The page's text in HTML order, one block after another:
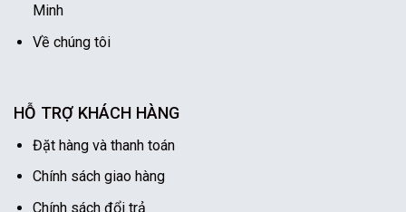
Minh
Về chúng tôi
HỖ TRỢ KHÁCH HÀNG
Đặt hàng và thanh toán
Chính sách giao hàng
Chính sách đổi trả